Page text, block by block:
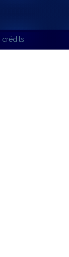
crédits